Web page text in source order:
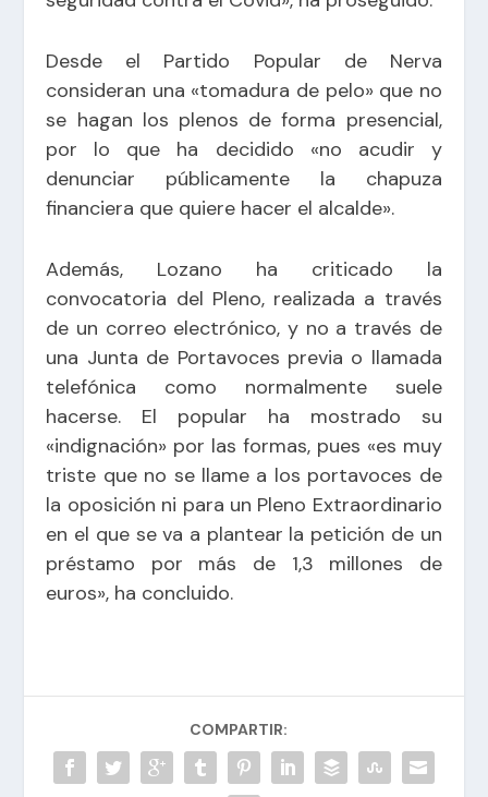
Desde el Partido Popular de Nerva
consideran una «tomadura de pelo» que no
se hagan los plenos de forma presencial,
por lo que ha decidido «no acudir y
denunciar públicamente la chapuza
financiera que quiere hacer el alcalde».
Además, Lozano ha criticado la
convocatoria del Pleno, realizada a través
de un correo electrónico, y no a través de
una Junta de Portavoces previa o llamada
telefónica como normalmente suele
hacerse. El popular ha mostrado su
«indignación» por las formas, pues «es muy
triste que no se llame a los portavoces de
la oposición ni para un Pleno Extraordinario
en el que se va a plantear la petición de un
préstamo por más de 1,3 millones de
euros», ha concluido.
COMPARTIR: